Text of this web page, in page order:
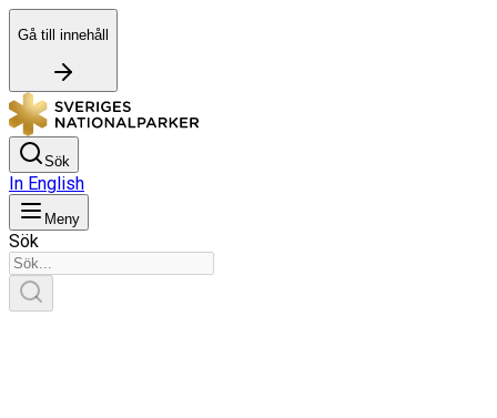
Gå till innehåll
Sök
In English
Meny
Sök